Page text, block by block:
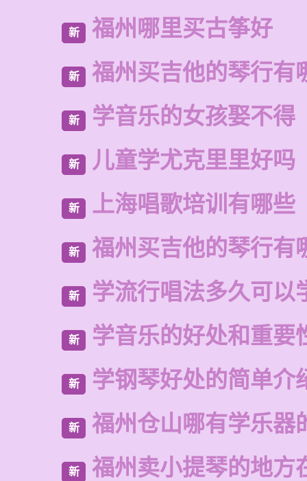
新 福州哪里买古筝好
新 福州买吉他的琴行有
新 学音乐的女孩娶不得
新 儿童学尤克里里好吗
新 上海唱歌培训有哪些
新 福州买吉他的琴行有
新 学流行唱法多久可以
新 学音乐的好处和重要
新 学钢琴好处的简单介
新 福州仓山哪有学乐器
新 福州卖小提琴的地方